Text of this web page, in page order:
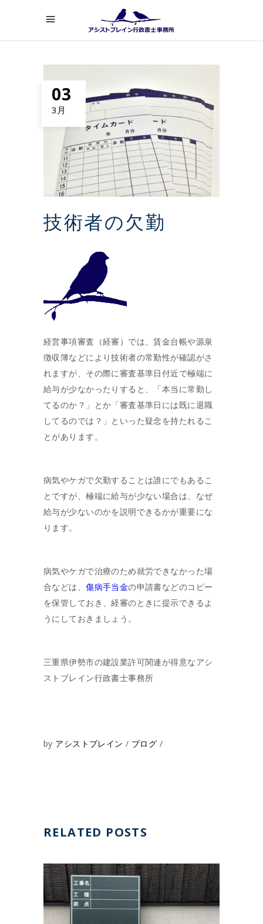
03
3月
技術者の欠勤
経営事項審査（経審）では、賃金台帳や源泉
徴収簿などにより技術者の常勤性が確認がさ
れますが、その際に審査基準日付近で極端に
給与が少なかったりすると、「本当に常勤し
てるのか？」とか「審査基準日には既に退職
してるのでは？」といった疑念を持たれるこ
とがあります。
病気やケガで欠勤することは誰にでもあるこ
とですが、極端に給与が少ない場合は、なぜ
給与が少ないのかを説明できるかが重要にな
ります。
病気やケガで治療のため就労できなかった場
合などは、傷病手当金の申請書などのコピー
を保管しておき、経審のときに提示できるよ
うにしておきましょう。
三重県伊勢市の建設業許可関連が得意なアシ
ストブレイン行政書士事務所
by アシストブレイン ブログ
RELATED POSTS